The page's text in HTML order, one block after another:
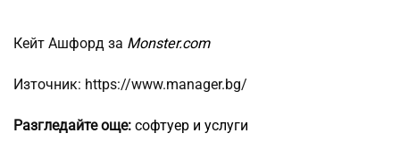
Кейт Ашфорд за Monster.com
Източник: https://www.manager.bg/
Разгледайте още: софтуер и услуги